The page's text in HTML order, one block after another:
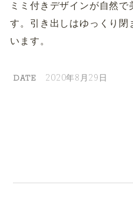
ミミ付きデザインが自然
す。引き出しはゆっくり閉
います。
DATE 2020年8月29日